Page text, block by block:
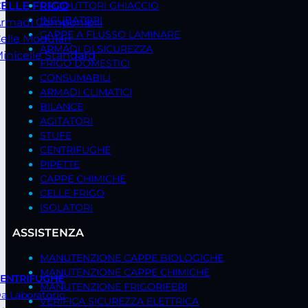
FRIGO
Componibili
Modulari
Standard
Laboratorio
PRODUTTORI GHIACCIO
INCUBATORI
CAPPE A FLUSSO LAMINARE
ARMADI DI SICUREZZA
FRIGO DOMESTICI
CONSUMABILI
ARMADI CLIMATICI
BILANCE
AGITATORI
STUFE
CENTRIFUGHE
PIPETTE
CAPPE CHIMICHE
CELLE FRIGO
ISOLATORI
ASSISTENZA
MANUTENZIONE CAPPE BIOLOGICHE
MANUTENZIONE CAPPE CHIMICHE
MANUTENZIONE FRIGORIFERI
VERIFICA SICUREZZA ELETTRICA